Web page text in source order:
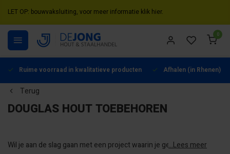
LET OP: bouwvaksluiting, voor meer informatie klik hier.
0
Ruime voorraad in kwalitatieve producten Afhalen (in Rhenen)
Terug
DOUGLAS HOUT TOEBEHOREN
Wil je aan de slag gaan met een project waarin je gebruik maakt
...Lees meer